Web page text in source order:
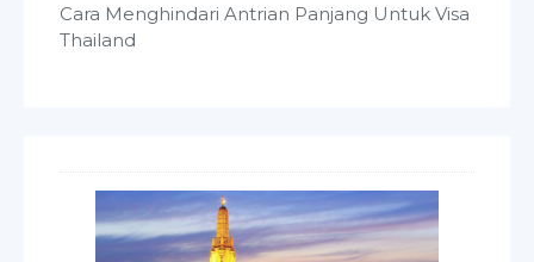
Cara Menghindari Antrian Panjang Untuk Visa
Thailand